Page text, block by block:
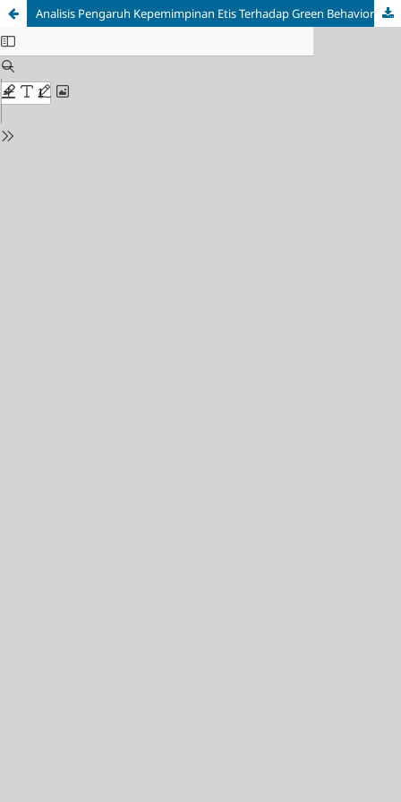
Analisis Pengaruh Kepemimpinan Etis Terhadap Green Behavior Dimediasi Komitmen Afektif Dan Normatif PT. Gawe Becik Nadhah Anugrah